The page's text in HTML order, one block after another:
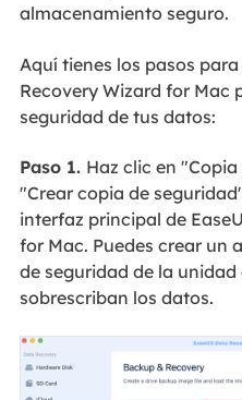
almacenamiento seguro.
Aquí tienes los pasos
Recovery Wizard for Mac
seguridad de tus datos:
Paso 1. Haz clic en
"Crear copia de
interfaz principal de
for Mac. Puedes crear un
de seguridad de la unidad
sobrescriban los datos.